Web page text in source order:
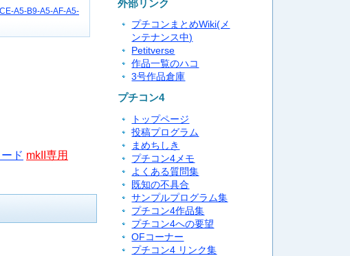
A5-B9-A5-AF-A5-
ド mkII専用
外部リンク
プチコンまとめWiki(メ
ンテナンス中)
Petitverse
作品一覧のハコ
3号作品倉庫
プチコン4
トップページ
投稿プログラム
まめちしき
プチコン4メモ
よくある質問集
既知の不具合
サンプルプログラム集
プチコン4作品集
プチコン4への要望
OFコーナー
プチコン4 リンク集